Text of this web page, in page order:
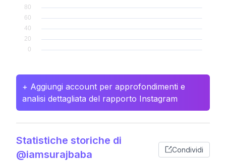
+ Aggiungi account per approfondimenti e
analisi dettagliata del rapporto Instagram
Statistiche storiche di
@iamsurajbaba
Condividi